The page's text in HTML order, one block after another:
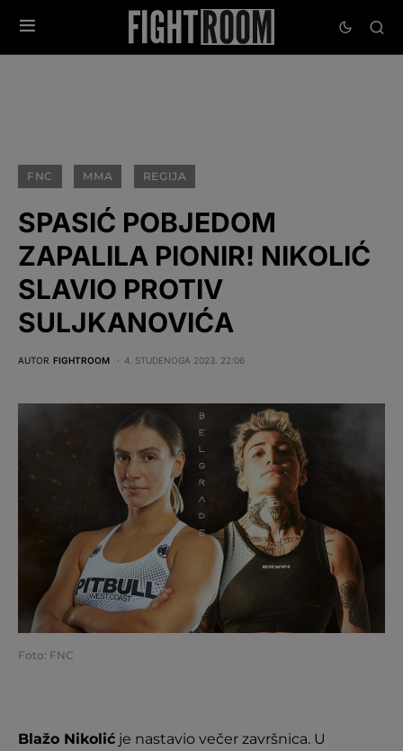
FNC MMA REGIJA
SPASIĆ POBJEDOM
ZAPALILA PIONIR! NIKOLIĆ
SLAVIO PROTIV
SULJKANOVIĆA
AUTOR FIGHTROOM 4. STUDENOGA 2023. 22:06
Foto: FNC
Blažo Nikolić je nastavio večer završnica. U